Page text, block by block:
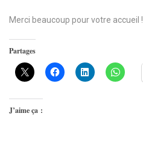
Merci beaucoup pour votre accueil !
Partages
J’aime ça :